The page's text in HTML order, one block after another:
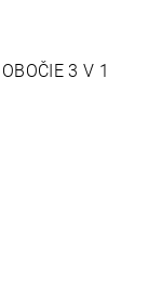
3 V 1